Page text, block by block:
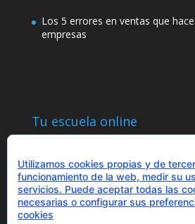
Los 5 errores en ventas que
empresas
Tu escuela online
¿Hablamos?
Utilizamos cookies propias y de
funcionamiento de la web, medir su
servicios. Puede aceptar todas las
necesarias o configurar sus
cookies